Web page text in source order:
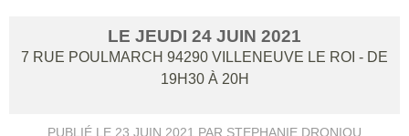
LE JEUDI 24 JUIN 2021
7 RUE POULMARCH 94290 VILLENEUVE LE ROI - DE
19H30 À 20H
PUBLIÉ LE 23 JUIN 2021 PAR STEPHANIE DRONIOU